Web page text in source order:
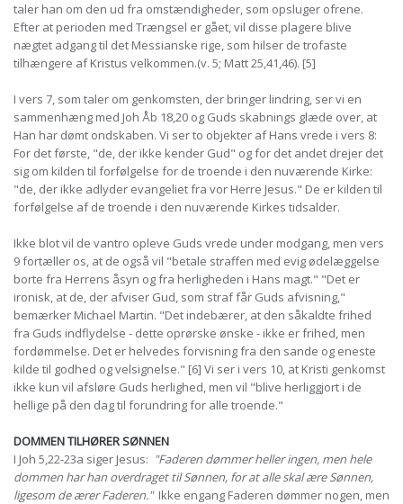
taler han om den ud fra omstændigheder, som opsluger ofrene.
Efter at perioden med Trængsel er gået, vil disse plagere blive
nægtet adgang til det Messianske rige, som hilser de trofaste
tilhængere af Kristus velkommen.(v. 5; Matt 25,41,46). [5]
I vers 7, som taler om genkomsten, der bringer lindring, ser vi en
sammenhæng med Joh Åb 18,20 og Guds skabnings glæde over, at
Han har dømt ondskaben. Vi ser to objekter af Hans vrede i vers 8:
For det første, "de, der ikke kender Gud" og for det andet drejer det
sig om kilden til forfølgelse for de troende i den nuværende Kirke:
"de, der ikke adlyder evangeliet fra vor Herre Jesus." De er kilden til
forfølgelse af de troende i den nuværende Kirkes tidsalder.
Ikke blot vil de vantro opleve Guds vrede under modgang, men vers
9 fortæller os, at de også vil "betale straffen med evig ødelæggelse
borte fra Herrens åsyn og fra herligheden i Hans magt." "Det er
ironisk, at de, der afviser Gud, som straf får Guds afvisning,"
bemærker Michael Martin. "Det indebærer, at den såkaldte frihed
fra Guds indflydelse - dette oprørske ønske - ikke er frihed, men
fordømmelse. Det er helvedes forvisning fra den sande og eneste
kilde til godhed og velsignelse." [6] Vi ser i vers 10, at Kristi genkomst
ikke kun vil afsløre Guds herlighed, men vil "blive herliggjort i de
hellige på den dag til forundring for alle troende."
DOMMEN TILHØRER SØNNEN
I Joh 5,22-23a siger Jesus: "Faderen dømmer heller ingen, men hele
dommen har han overdraget til Sønnen, for at alle skal ære Sønnen,
ligesom de ærer Faderen." Ikke engang Faderen dømmer nogen, men